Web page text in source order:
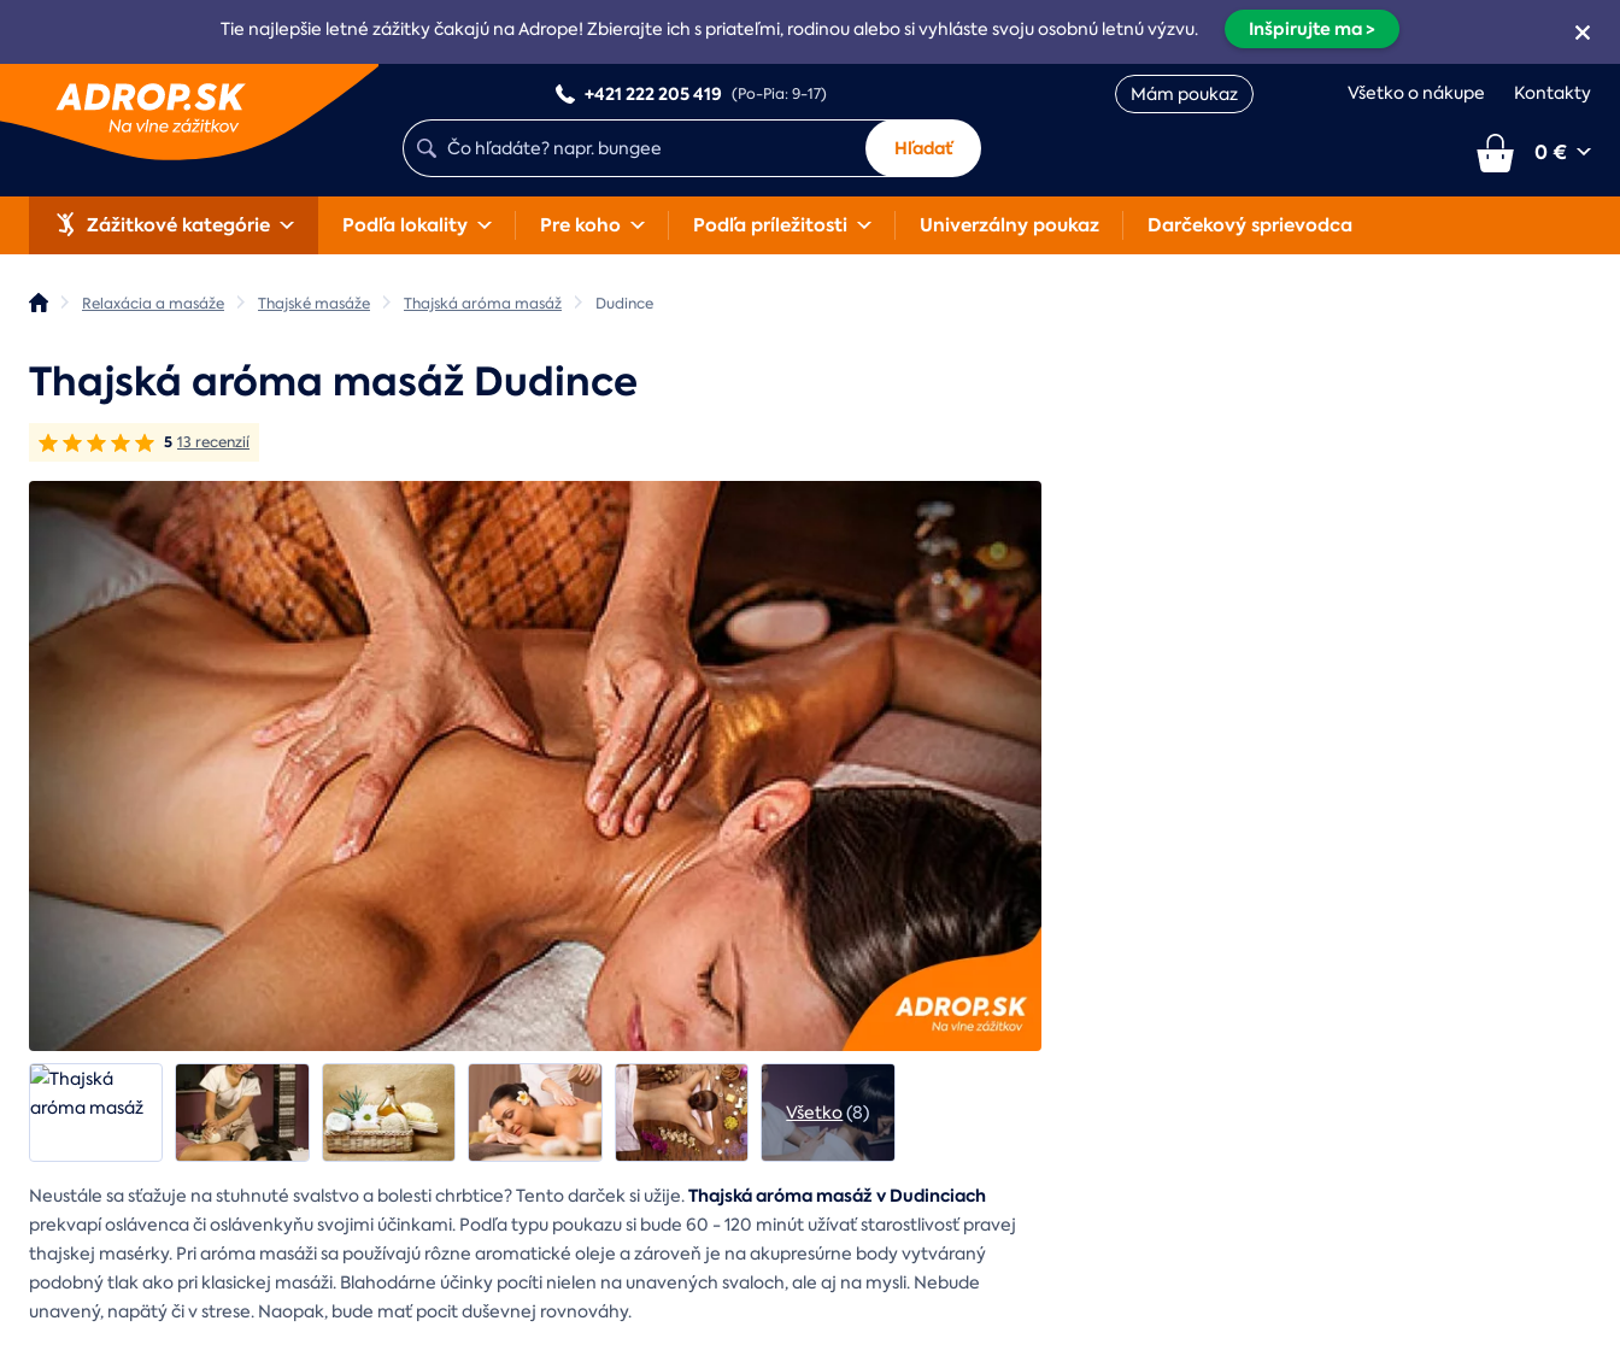
Tie najlepšie letné zážitky čakajú na Adrope! Zbierajte ich s priateľmi, rodinou alebo si vyhláste svoju osobnú letnú výzvu. Inšpirujte ma >
+421 222 205 419 (Po-Pia: 9-17) Mám poukaz Všetko o nákupe Kontakty
Hľadať 0 €
Zážitkové kategórie Podľa lokality Pre koho Podľa príležitosti Univerzálny poukaz Darčekový sprievodca
Relaxácia a masáže Thajské masáže Thajská aróma masáž Dudince
Thajská aróma masáž Dudince
5 13 recenzií
Všetko(8)
Neustále sa sťažuje na stuhnuté svalstvo a bolesti chrbtice? Tento darček si užije.Thajská aróma masáž v Dudinciach
prekvapí oslávenca či oslávenkyňu svojimi účinkami. Podľa typu poukazu si bude 60 - 120 minút užívať starostlivosť pravej
thajskej masérky. Pri aróma masáži sa používajú rôzne aromatické oleje a zároveň je na akupresúrne body vytváraný
podobný tlak ako pri klasickej masáži. Blahodárne účinky pocíti nielen na unavených svaloch, ale aj na mysli. Nebude
unavený, napätý či v strese. Naopak, bude mať pocit duševnej rovnováhy.